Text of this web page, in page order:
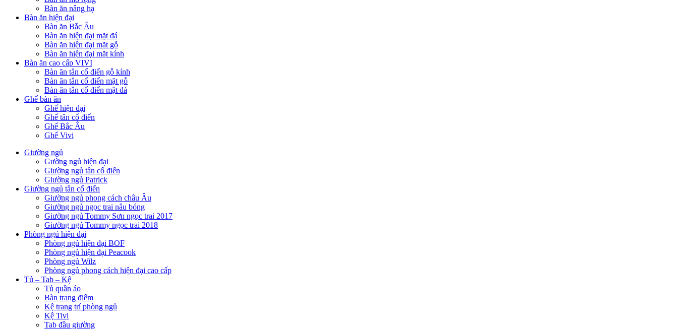
Bàn ăn nâng hạ
Bàn ăn hiện đại
Bàn ăn Bắc Âu
Bàn ăn hiện đại mặt đá
Bàn ăn hiện đại mặt gỗ
Bàn ăn hiện đại mặt kính
Bàn ăn cao cấp VIVI
Bàn ăn tân cổ điển gỗ kính
Bàn ăn tân cổ điển mặt gỗ
Bàn ăn tân cổ điển mặt đá
Ghế bàn ăn
Ghế hiện đại
Ghế tân cổ điển
Ghế Bắc Âu
Ghế Vivi
Giường ngủ
Gường ngủ hiện đại
Giường ngủ tân cổ điển
Giường ngủ Patrick
Giường ngủ tân cổ điển
Giường ngủ phong cách châu Âu
Giường ngủ ngọc trai nâu bóng
Giường ngủ Tommy Sơn ngọc trai 2017
Giường ngủ Tommy ngọc trai 2018
Phòng ngủ hiện đại
Phòng ngủ hiện đại BOF
Phòng ngủ hiện đại Peacook
Phòng ngủ Wilz
Phòng ngủ phong cách hiện đại cao cấp
Tủ – Tab – Kệ
Tủ quần áo
Bàn trang điểm
Kệ trang trí phòng ngủ
Kệ Tivi
Tab đầu giường